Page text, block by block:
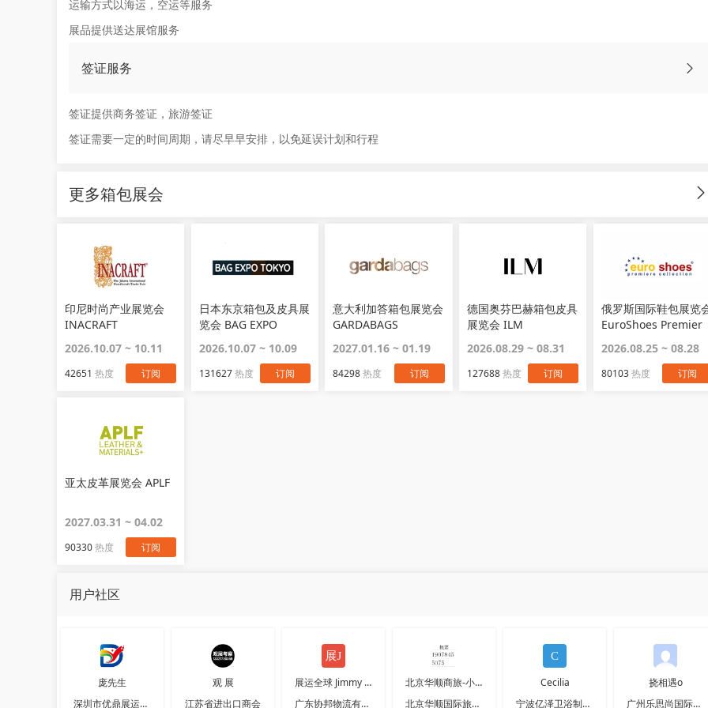
运输方式以海运，空运等服务
展品提供送达展馆服务
签证服务
签证提供商务签证，旅游签证
签证需要一定的时间周期，请尽早早安排，以免延误计划和行程
更多箱包展会
印尼时尚产业展览会
INACRAFT
2026.10.07 ~ 10.11
42651 热度 订阅
日本东京箱包及皮具展
览会 BAG EXPO
2026.10.07 ~ 10.09
131627热度 订阅
意大利加答箱包展览会
GARDABAGS
2027.01.16 ~ 01.19
84298热度 订阅
德国奥芬巴赫箱包皮具
展览会 ILM
2026.08.29 ~ 08.31
127688热度 订阅
俄罗斯国际鞋包展览
EuroShoes Premier
2026.08.25 ~ 08.28
80103热度 订阅
亚太皮革展览会 APLF
2027.03.31 ~ 04.02
90330热度 订阅
用户社区
庞先生
深圳市优鼎展运国际物流有限公司
观 展
江苏省进出口商会
展运全球 Jimmy 运
广东协邦物流有限公司
北京华顺商旅-小梁
北京华顺国际旅行社有限公司
Cecilia
宁波亿泽卫浴制品有限公司
挠相遇o
广州乐思尚国际贸易有限公司